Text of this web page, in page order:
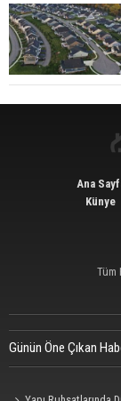
Ana
Künye
Tüm
Günün Öne Çıkan